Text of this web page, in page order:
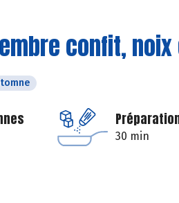
confit,
30 min